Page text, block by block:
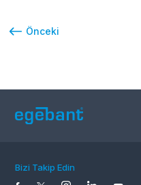
Önceki
Bizi Takip Edin